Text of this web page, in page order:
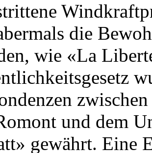
die
wie «La
und dem
gewährt. Eine